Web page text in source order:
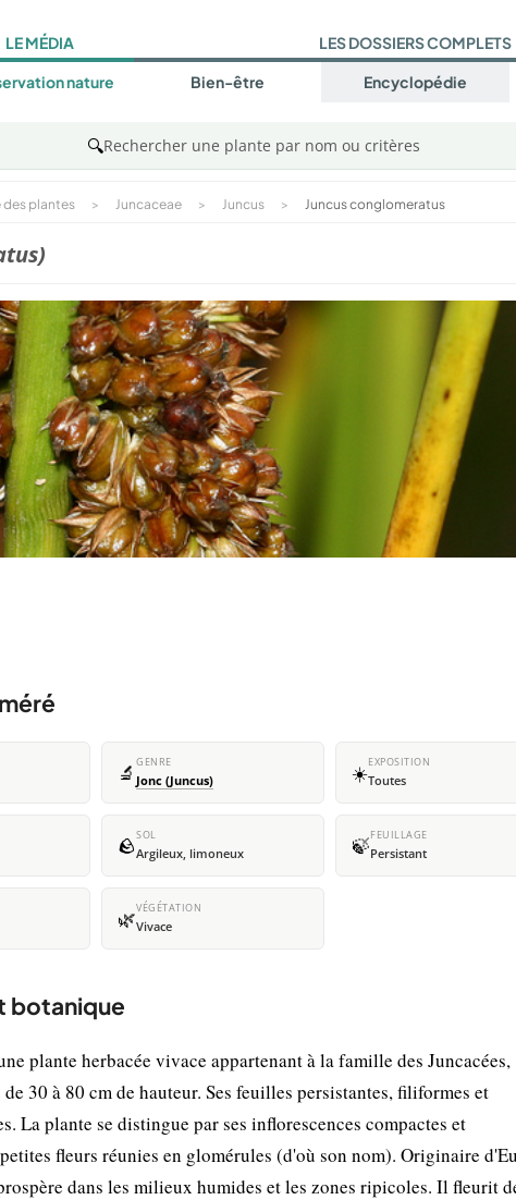
LE MÉDIA
nature
LES DOSSIERS COMPLETS
Bien-être Encyclopédie
🔍Rechercher une plante par nom ou critères
plantes > Juncaceae > Juncus > Juncus conglomeratus
🔬 GENRE
Jonc (Juncus) ☀️EXPOSITION
Toutes
🪨SOL
Argileux, limoneux 🍃FEUILLAGE
Persistant
🌿VÉGÉTATION
Vivace
botanique
plante herbacée vivace appartenant à la famille des Juncacées,
30 à 80 cm de hauteur. Ses feuilles persistantes, filiformes et
La plante se distingue par ses inflorescences compactes et
fleurs réunies en glomérules (d'où son nom). Originaire
dans les milieux humides et les zones ripicoles. Il fleurit